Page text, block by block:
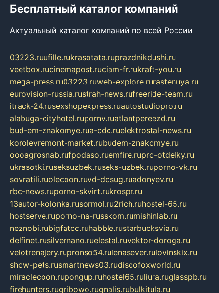
Бесплатный каталог компаний
Актуальный каталог компаний по всей России
03223.ruufille.rukrasotata.ruprazdnikdushi.ru
veetbox.rucinemapost.ruciam-fr.rukraft-you.ru
mega-press.ru03223.ruweb-explore.rurastenuya.ru
eurovision-russia.rustrah-news.rufreeride-team.ru
itrack-24.rusexshopexpress.ruautostudiopro.ru
alabuga-cityhotel.rupornv.ruatlantpereezd.ru
bud-em-znakomye.rua-cdc.ruelektrostal-news.ru
korolevremont-market.rubudem-znakomye.ru
oooagrosnab.rufpodaso.ruemfire.rupro-otdelky.ru
ukrasotki.ruseksuzbek.ruseks-uzbek.ruporno-vk.ru
sovratili.ruolecoon.ruvd-dosug.ruadonyev.ru
rbc-news.ruporno-skvirt.rukrospr.ru
13autor-kolonka.rusormol.ru2rich.ruhostel-65.ru
hostserve.ruporno-na-russkom.rumishinlab.ru
neznobi.rubigfatcc.ruhabble.rustarbucksvia.ru
delfinet.rusilvernano.ruelestal.ruvektor-doroga.ru
velotrenajery.rupronso54.rulenasever.rulovinskix.ru
show-pets.rusmartnews03.rudiscofoxworld.ru
miraclecoon.rupongup.ruhostel65.ruliura.ruglasspb.ru
firehunters.rugribowo.rugnalis.rubulkitula.ru